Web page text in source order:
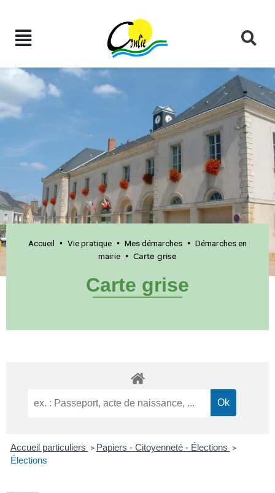
Accueil • Vie pratique • Mes démarches • Démarches en
mairie • Carte grise
Carte grise
Accueil particuliers > Papiers - Citoyenneté - Élections >
Élections